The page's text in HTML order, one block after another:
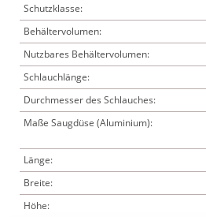
Schutzklasse:
Behältervolumen:
Nutzbares Behältervolumen:
Schlauchlänge:
Durchmesser des Schlauches:
Maße Saugdüse (Aluminium):
Länge:
Breite:
Höhe: